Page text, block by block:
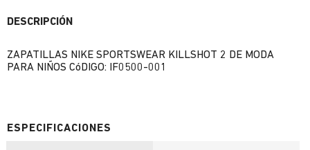
DESCRIPCIÓN
ZAPATILLAS NIKE SPORTSWEAR KILLSHOT 2 DE MODA
PARA NIÑOS CóDIGO: IF0500-001